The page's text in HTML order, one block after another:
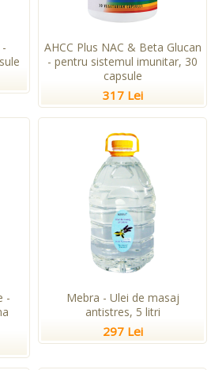
AHCC Plus NAC & Beta Glucan
- pentru sistemul imunitar, 30
capsule
317 Lei
-
Mebra - Ulei de masaj
antistres, 5 litri
297 Lei